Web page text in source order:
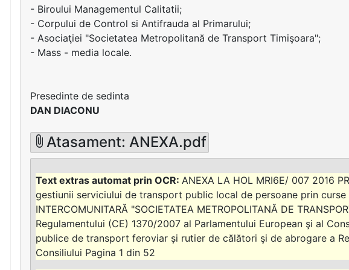
- Biroului Managementul Calitatii;
- Corpului de Control si Antifrauda al Primarului;
- Asociaţiei "Societatea Metropolitană de Transport Timişoara";
- Mass - media locale.
Presedinte de sedinta
DAN DIACONU
Atasament: ANEXA.pdf
ANEXA LA HOL MRI6E/ 007 2016
gestiunii serviciului de transport public local de persoane prin curse
INTERCOMUNITARĂ "SOCIETATEA METROPOLITANĂ DE
Regulamentului (CE) 1370/2007 al Parlamentului European şi al
publice de transport feroviar și rutier de călători şi de abrogare a
Consiliului Pagina 1 din 52